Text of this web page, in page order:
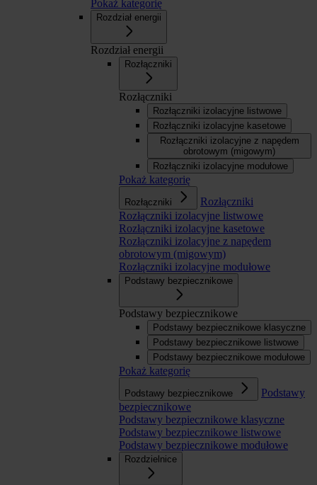
Pokaż kategorię
Rozdział energii
Rozdział energii
Rozłączniki
Rozłączniki
Rozłączniki izolacyjne listwowe
Rozłączniki izolacyjne kasetowe
Rozłączniki izolacyjne z napędem
obrotowym (migowym)
Rozłączniki izolacyjne modułowe
Pokaż kategorię
Rozłączniki
Rozłączniki
Rozłączniki izolacyjne listwowe
Rozłączniki izolacyjne kasetowe
Rozłączniki izolacyjne z napędem
obrotowym (migowym)
Rozłączniki izolacyjne modułowe
Podstawy bezpiecznikowe
Podstawy bezpiecznikowe
Podstawy bezpiecznikowe klasyczne
Podstawy bezpiecznikowe listwowe
Podstawy bezpiecznikowe modułowe
Pokaż kategorię
Podstawy bezpiecznikowe
Podstawy
bezpiecznikowe
Podstawy bezpiecznikowe klasyczne
Podstawy bezpiecznikowe listwowe
Podstawy bezpiecznikowe modułowe
Rozdzielnice